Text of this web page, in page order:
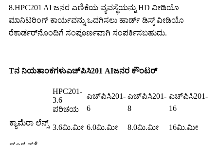
8.HPC201 AI ಜನರ ಎಣಿಕೆಯ ವ್ಯವಸ್ಥೆಯನ್ನು HD ವೀಡಿಯೊ
ಮಾನಿಟರಿಂಗ್ ಕಾರ್ಯವನ್ನು ಒದಗಿಸಲು ಹಾರ್ಡ್ ಡಿಸ್ಕ್ ವೀಡಿಯೊ
ರೆಕಾರ್ಡರ್‌ನೊಂದಿಗೆ ಸಂಪೂರ್ಣವಾಗಿ ಸಂಪರ್ಕಿಸಬಹುದು.
Tನ ನಿಯತಾಂಕಗಳುಎಚ್‌ಪಿಸಿ201 AIಜನರ ಕೌಂಟರ್
HPC201-
3.6
ಪರಿಚಯ
ಎಚ್‌ಪಿಸಿ201-
6
ಎಚ್‌ಪಿಸಿ201-
8
ಎಚ್‌ಪಿಸಿ201-
16
ಕ್ಯಾಮೆರಾ ಲೆನ್ಸ್
3.6ಮಿ.ಮೀ 6.0ಮಿ.ಮೀ 8.0ಮಿ.ಮೀ 16ಮಿ.ಮೀ